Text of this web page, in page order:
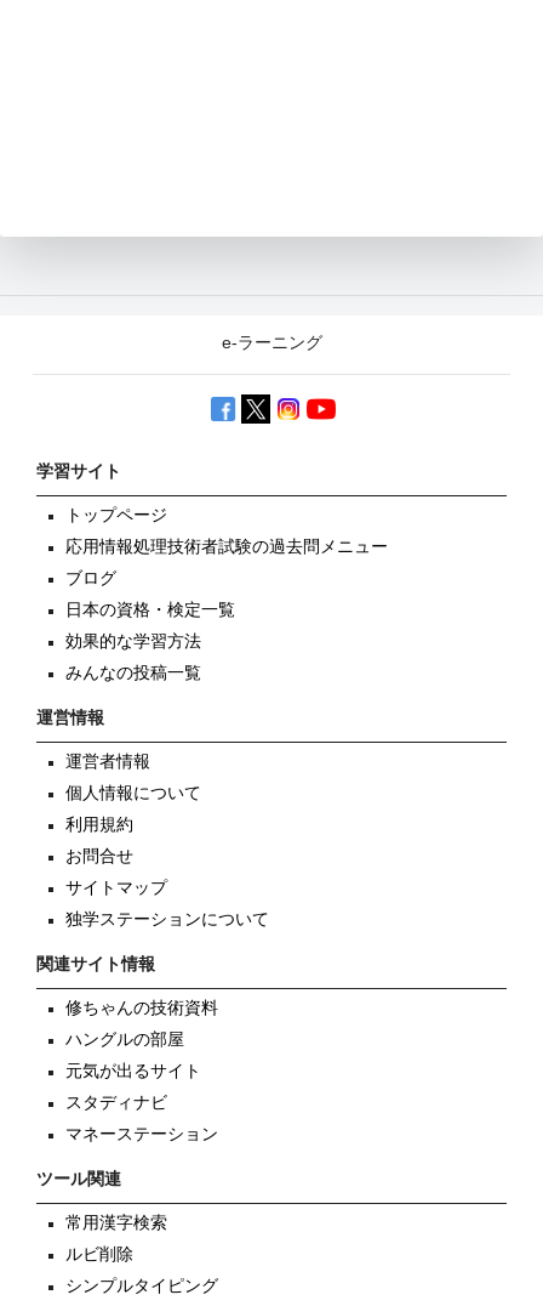
e-ラーニング
学習サイト
トップページ
応用情報処理技術者試験の過去問メニュー
ブログ
日本の資格・検定一覧
効果的な学習方法
みんなの投稿一覧
運営情報
運営者情報
個人情報について
利用規約
お問合せ
サイトマップ
独学ステーションについて
関連サイト情報
修ちゃんの技術資料
ハングルの部屋
元気が出るサイト
スタディナビ
マネーステーション
ツール関連
常用漢字検索
ルビ削除
シンプルタイピング